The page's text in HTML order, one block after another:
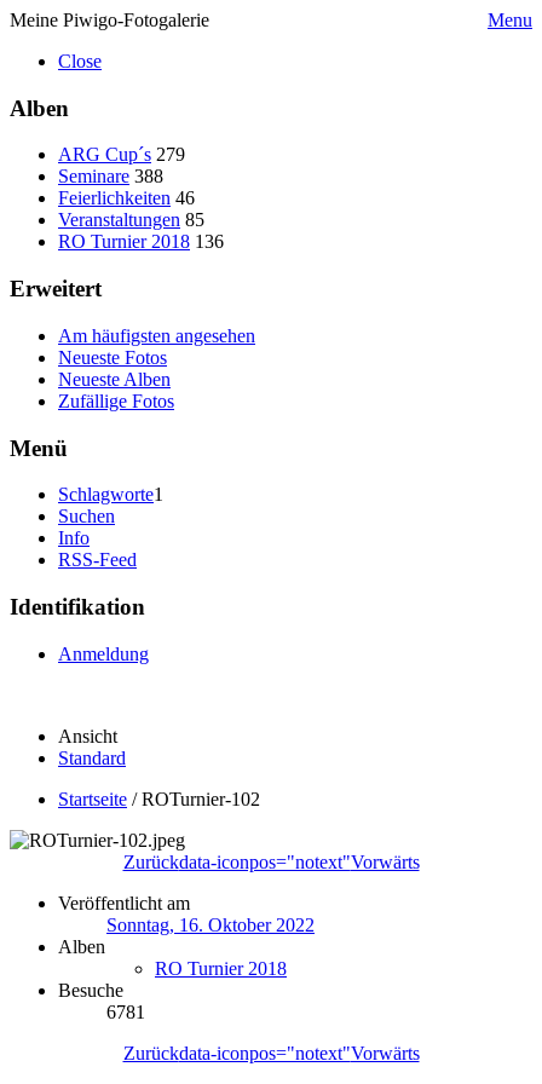
Meine Piwigo-Fotogalerie
Menu
Close
Alben
ARG Cup´s 279
Seminare 388
Feierlichkeiten 46
Veranstaltungen 85
RO Turnier 2018 136
Erweitert
Am häufigsten angesehen
Neueste Fotos
Neueste Alben
Zufällige Fotos
Menü
Schlagworte1
Suchen
Info
RSS-Feed
Identifikation
Anmeldung
Ansicht
Standard
Startseite /ROTurnier-102
Zurückdata-iconpos="notext"Vorwärts
Veröffentlicht am
Sonntag, 16. Oktober 2022
Alben
RO Turnier 2018
Besuche
6781
Zurückdata-iconpos="notext"Vorwärts